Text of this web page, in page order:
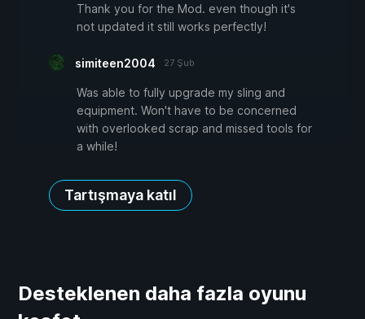
Thank you for the Mod. even though it's
not updated it still works perfectly!
simiteen2004 27 Şub
Was able to fully upgrade my sling and
equipment. Won't have to be concerned
with overlooked scrap and missed tools for
a while!
Tartışmaya katıl
Desteklenen daha fazla oyunu